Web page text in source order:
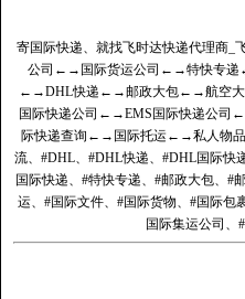
寄国际快递、就找飞时达快递代理商_
公司 ←→ 国际货运公司 ←→特快专递
←→DHL快递 ←→邮政大包←→航空
国际快递公司 ←→EMS国际快递公司
际快递查询 ←→ 国际托运←→私人物
流、#DHL、#DHL快递、#DHL国际快
国际快递、#特快专递、#邮政大包、#
运、#国际文件、#国际货物、#国际包
国际集运公司、